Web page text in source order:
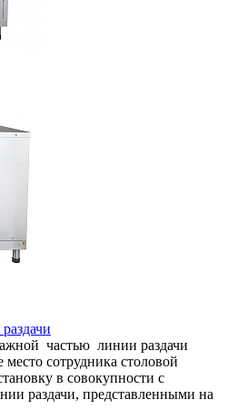
частью линии раздачи
сотрудника столовой
в совокупности с
раздачи, представленными на